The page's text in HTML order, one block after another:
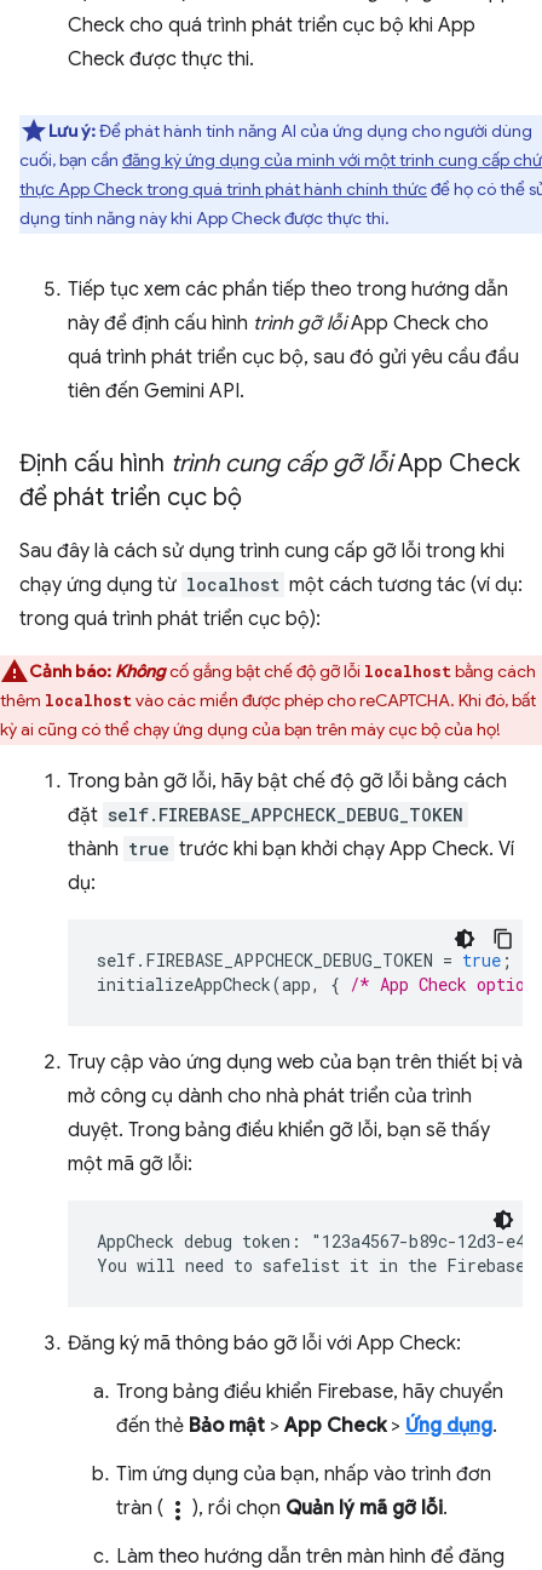
Check cho quá trình phát triển cục bộ khi App
Check được thực thi.
Lưu ý:Để phát hành tính năng AI của ứng dụng cho người dùng
cuối, bạn cần đăng ký ứng dụng của mình với một trình cung cấp
thực App Check trong quá trình phát hành chính thứcđể họ có thể
dụng tính năng này khi App Check được thực thi.
Tiếp tục xem các phần tiếp theo trong hướng dẫn
này để định cấu hình trình gỡ lỗiApp Check cho
quá trình phát triển cục bộ, sau đó gửi yêu cầu đầu
tiên đến Gemini API.
Định cấu hình trình cung cấp gỡ lỗiApp Check
để phát triển cục bộ
Sau đây là cách sử dụng trình cung cấp gỡ lỗi trong khi
chạy ứng dụng từ localhost một cách tương tác (ví dụ:
trong quá trình phát triển cục bộ):
Cảnh báo: Khôngcố gắng bật chế độ gỡ lỗi localhost bằng cách
thêm localhost vào các miền được phép cho reCAPTCHA. Khi đó, bất
kỳ ai cũng có thể chạy ứng dụng của bạn trên máy cục bộ của họ!
Trong bản gỡ lỗi, hãy bật chế độ gỡ lỗi bằng cách
đặt self.FIREBASE_APPCHECK_DEBUG_TOKEN
thành true trước khi bạn khởi chạy App Check. Ví
dụ:
self. FIREBASE_APPCHECK_DEBUG_TOKEN = true ;
initializeAppCheck(app, { /* App Check
Truy cập vào ứng dụng web của bạn trên thiết bị và
mở công cụ dành cho nhà phát triển của trình
duyệt. Trong bảng điều khiển gỡ lỗi, bạn sẽ thấy
một mã gỡ lỗi:
AppCheck debug token: "123a4567-b89c-12d3-
Đăng ký mã thông báo gỡ lỗi với App Check:
Trong bảng điều khiển Firebase, hãy chuyển
đến thẻ Bảo mật >App Check> Ứng dụng.
Tìm ứng dụng của bạn, nhấp vào trình đơn
tràn ( more_vert ), rồi chọn Quản lý mã gỡ lỗi.
Làm theo hướng dẫn trên màn hình để đăng